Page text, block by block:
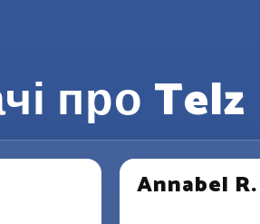
про Telz
Annabel R.